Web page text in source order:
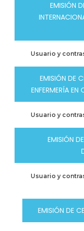
EMISIÓN
Usuario y
EMISIÓN DE
ENFERMERÍA
Usuario y
EMISIÓN
Usuario y
EMISIÓN DE